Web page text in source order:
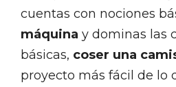
cuentas con nociones
máquina y dominas las
básicas, coser una
proyecto más fácil de lo